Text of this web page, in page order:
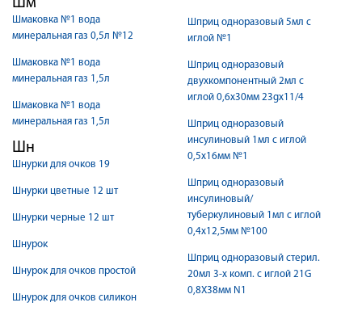
Шм
Шмаковка №1 вода
минеральная газ 0,5л №12
Шмаковка №1 вода
минеральная газ 1,5л
Шмаковка №1 вода
минеральная газ 1,5л
Шн
Шнурки для очков 19
Шнурки цветные 12 шт
Шнурки черные 12 шт
Шнурок
Шнурок для очков простой
Шнурок для очков силикон
Шприц одноразовый 5мл с
иглой №1
Шприц одноразовый
двухкомпонентный 2мл с
иглой 0,6х30мм 23gх11/4
Шприц одноразовый
инсулиновый 1мл с иглой
0,5х16мм №1
Шприц одноразовый
инсулиновый/
туберкулиновый 1мл с иглой
0,4х12,5мм №100
Шприц одноразовый стерил.
20мл 3-х комп. с иглой 21G
0,8X38мм N1